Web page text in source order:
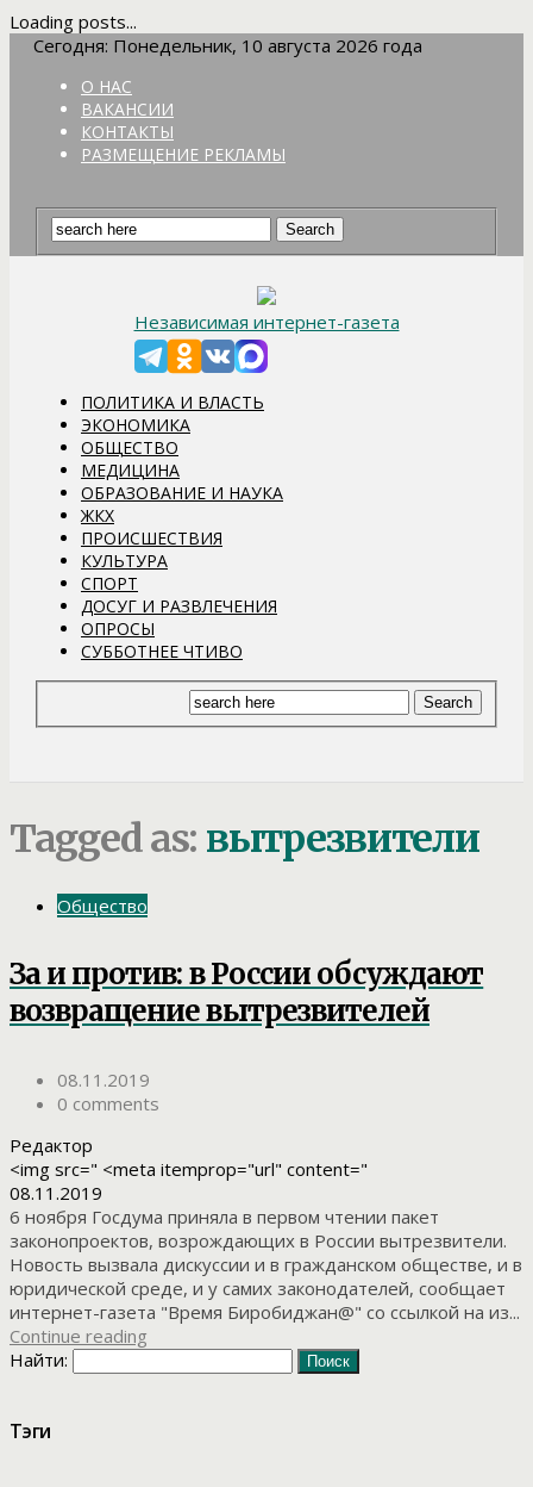
Loading posts...
Сегодня: Понедельник, 10 августа 2026 года
О НАС
ВАКАНСИИ
КОНТАКТЫ
РАЗМЕЩЕНИЕ РЕКЛАМЫ
Независимая интернет-газета
ПОЛИТИКА И ВЛАСТЬ
ЭКОНОМИКА
ОБЩЕСТВО
МЕДИЦИНА
ОБРАЗОВАНИЕ И НАУКА
ЖКХ
ПРОИСШЕСТВИЯ
КУЛЬТУРА
СПОРТ
ДОСУГ И РАЗВЛЕЧЕНИЯ
ОПРОСЫ
СУББОТНЕЕ ЧТИВО
Tagged as: вытрезвители
Общество
За и против: в России обсуждают
возвращение вытрезвителей
08.11.2019
0 comments
Редактор
<img src=" <meta itemprop="url" content="
08.11.2019
6 ноября Госдума приняла в первом чтении пакет
законопроектов, возрождающих в России вытрезвители.
Новость вызвала дискуссии и в гражданском обществе, и в
юридической среде, и у самих законодателей, сообщает
интернет-газета "Время Биробиджан@" со ссылкой на из...
Continue reading
Найти:
Тэги